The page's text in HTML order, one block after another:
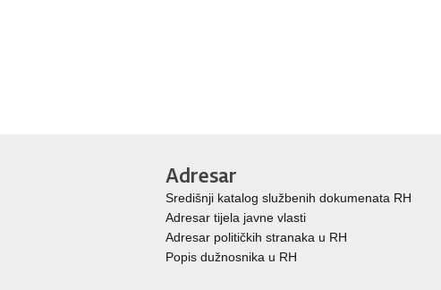
Adresar
Središnji katalog službenih dokumenata RH
Adresar tijela javne vlasti
Adresar političkih stranaka u RH
Popis dužnosnika u RH